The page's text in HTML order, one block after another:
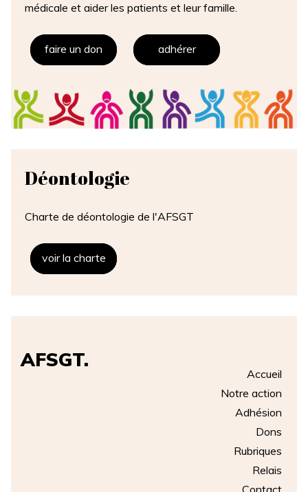
médicale et aider les patients et leur famille.
faire un don adhérer
Déontologie
Charte de déontologie de l'AFSGT
voir la charte
AFSGT.
Accueil
Notre action
Adhésion
Dons
Rubriques
Relais
Contact